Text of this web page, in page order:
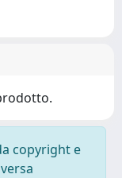
copyright e